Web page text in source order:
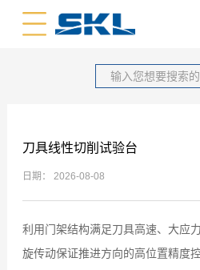
刀具线性切削试验台
日期： 2026-08-08
利用门架结构满足刀具高速、大应
旋传动保证推进方向的高位置精度